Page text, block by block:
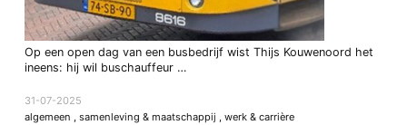
Op een open dag van een busbedrijf wist Thijs Kouwenoord het
ineens: hij wil buschauffeur …
31-07-2025
algemeen
samenleving & maatschappij werk & carrière